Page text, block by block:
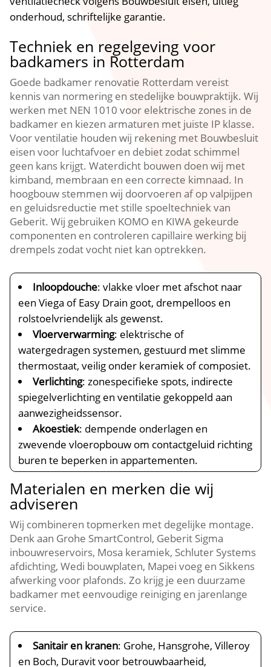
onderhoud, schriftelijke garantie.​
Techniek en regelgeving voor
badkamers in Rotterdam
Goede badkamer renovatie Rotterdam vereist
kennis van normering en stedelijke bouwpraktijk.​ Wij
werken met NEN 1010 voor elektrische zones in de
badkamer en kiezen armaturen met juiste IP klasse.​
Voor ventilatie houden wij rekening met Bouwbesluit
eisen voor luchtafvoer en debiet zodat schimmel
geen kans krijgt.​ Waterdicht bouwen doen wij met
kimband, membraan en een correcte kimnaad.​ In
hoogbouw stemmen wij doorvoeren af op valpijpen
en geluidsreductie met stille spoeltechniek van
Geberit.​ Wij gebruiken KOMO en KIWA gekeurde
componenten en controleren capillaire werking bij
drempels zodat vocht niet kan optrekken.​
Inloopdouche: vlakke vloer met afschot naar
een Viega of Easy Drain goot, drempelloos en
rolstoelvriendelijk als gewenst.​
Vloerverwarming: elektrische of
watergedragen systemen, gestuurd met slimme
thermostaat, veilig onder keramiek of composiet.​
Verlichting: zonespecifieke spots, indirecte
spiegelverlichting en ventilatie gekoppeld aan
aanwezigheidssensor.​
Akoestiek: dempende onderlagen en
zwevende vloeropbouw om contactgeluid richting
buren te beperken in appartementen.​
Materialen en merken die wij
adviseren
Wij combineren topmerken met degelijke montage.​
Denk aan Grohe SmartControl, Geberit Sigma
inbouwreservoirs, Mosa keramiek, Schluter Systems
afdichting, Wedi bouwplaten, Mapei voeg en Sikkens
afwerking voor plafonds.​ Zo krijg je een duurzame
badkamer met eenvoudige reiniging en jarenlange
service.​
Sanitair en kranen: Grohe, Hansgrohe, Villeroy
en Boch, Duravit voor betrouwbaarheid,